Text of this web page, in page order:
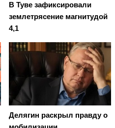
В Туве зафиксировали
землетрясение магнитудой
4,1
Делягин раскрыл правду о